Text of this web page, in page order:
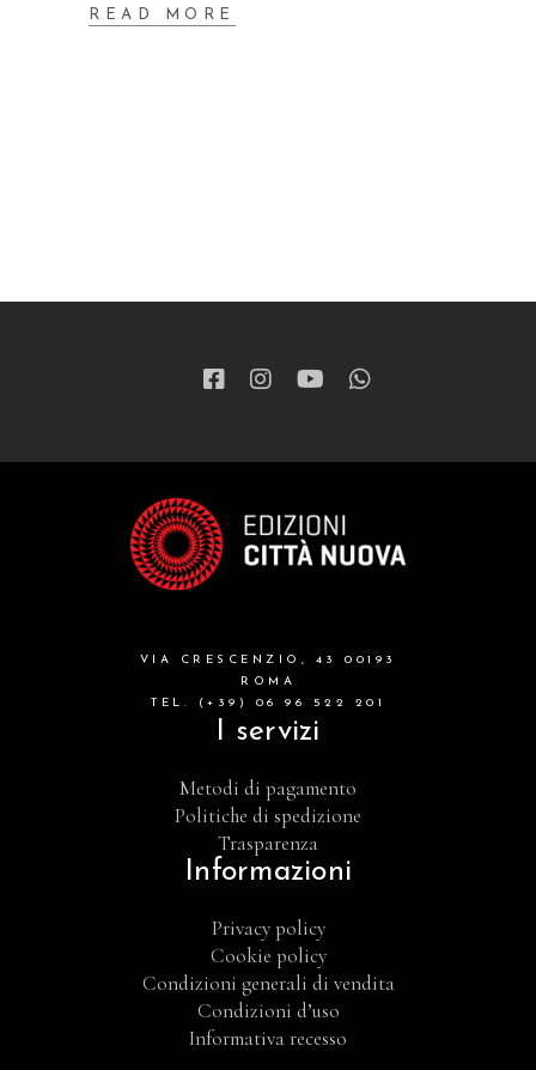
READ MORE
VIA CRESCENZIO, 43 00193
ROMA
TEL. (+39) 06 96 522 201
I servizi
Metodi di pagamento
Politiche di spedizione
Trasparenza
Informazioni
Privacy policy
Cookie policy
Condizioni generali di vendita
Condizioni d’uso
Informativa recesso